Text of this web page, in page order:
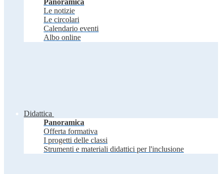
Panoramica
Le notizie
Le circolari
Calendario eventi
Albo online
Didattica
Panoramica
Offerta formativa
I progetti delle classi
Strumenti e materiali didattici per l'inclusione